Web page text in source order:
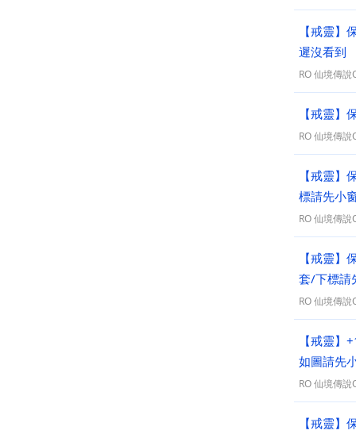
【戒靈】
遲沒看到
RO 仙境傳
【戒靈
RO 仙境傳
【戒靈】
標請先小
RO 仙境傳
【戒靈
套/下標請
RO 仙境傳
【戒靈
如圖請先
RO 仙境傳
【戒靈】